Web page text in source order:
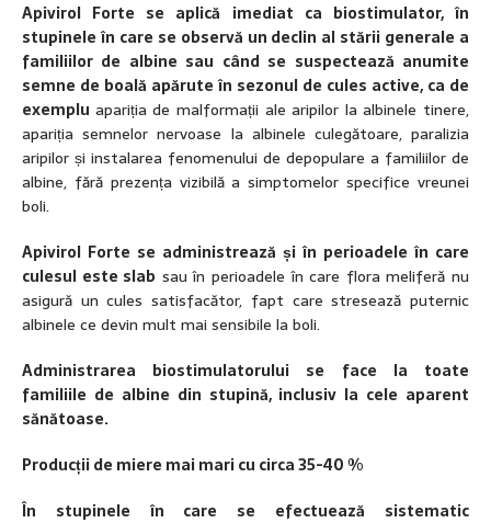
Apivirol Forte se aplică imediat ca biostimulator,în
stupinele în care se observă un declin al stării generale a
familiilor de albine sau când se suspectează anumite
semne de boală apărute în sezonul de cules active, ca de
exemplu apariția de malformații ale aripilor la albinele tinere,
apariția semnelor nervoase la albinele culegătoare, paralizia
aripilor și instalarea fenomenului de depopulare a familiilor de
albine, fără prezența vizibilă a simptomelor specifice vreunei
boli.
Apivirol Forte se administrează și în perioadele în care
culesul este slab sau în perioadele în care flora meliferă nu
asigură un cules satisfacător, fapt care stresează puternic
albinele ce devin mult mai sensibile la boli.
Administrarea biostimulatorului se face la toate
familiile de albine din stupină, inclusiv la cele aparent
sănătoase.
Producții de miere mai mari cu circa 35-40 %
În stupinele în care se efectuează sistematic